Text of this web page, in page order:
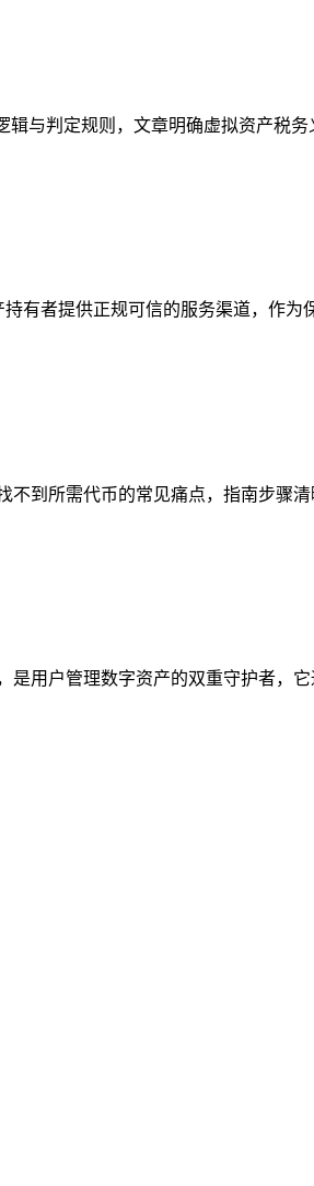
与判定规则，文章明确虚拟资产税
有者提供正规可信的服务渠道，作
到所需代币的常见痛点，指南步骤
用户管理数字资产的双重守护者，